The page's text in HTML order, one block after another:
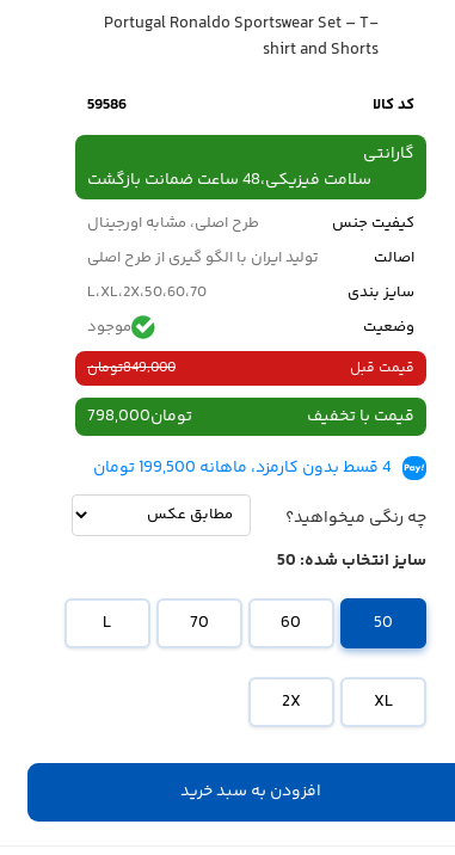
Portugal Ronaldo Sportswear Set – T-
shirt and Shorts
کد کالا 59586
گارانتی
سلامت فیزیکی،48 ساعت ضمانت بازگشت
کیفیت جنس
طرح اصلی، مشابه اورجینال
اصالت
تولید ایران با الگو گیری از طرح اصلی
سایز بندی
50،60،70،L،XL،2X
وضعیت
موجود
قیمت قبل 849,000تومان
قیمت با تخفیف 798,000تومان
4 قسط بدون کارمزد، ماهانه 199,500 تومان
چه رنگی میخواهید؟
سایز انتخاب شده: 50
50
60
70
L
XL
2X